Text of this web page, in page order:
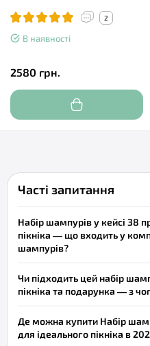
2
В наявності
2580 грн.
Часті запитання
Набір шампурів у кейсі 38
пікніка — що входить у
шампурів?
це набір для пікніка з 8
товщиною 3 мм, довжиною 65
комплект також входять шеф-
фляга зі нержавіючої сталі, 6
Чи підходить цей набір
пікніка та подарунка — з
має класичний практичний
лакованими ручками шириною
Де можна купити Набір
для ідеального пікніка в